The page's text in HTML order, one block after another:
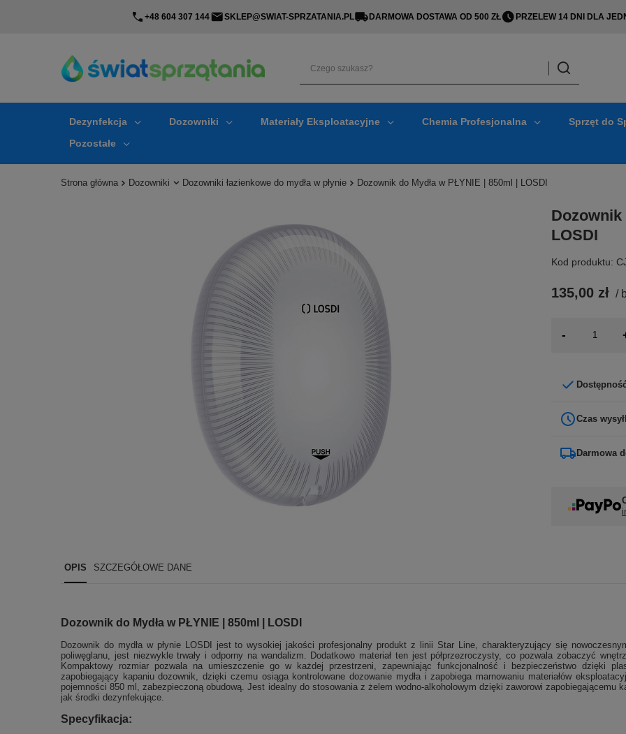
+48 604 307 144 SKLEP@SWIAT-SPRZATANIA.PL DARMOWA DOSTAWA OD 500 ZŁ PRZELEW 14 DNI DLA
Dezynfekcja Dozowniki Materiały Eksploatacyjne Chemia Profesjonalna
Sprzęt do
Pozostałe
Strona główna Dozowniki Dozowniki łazienkowe do mydła w płynie Dozownik do Mydła w PŁYNIE | 850ml | LOSDI
Dozownik
LOSDI
Kod produktu:
135,00 zł /
-
Czas
Darmowa
OPIS SZCZEGÓŁOWE DANE
Dozownik do Mydła w PŁYNIE | 850ml | LOSDI
Dozownik do mydła w płynie LOSDI jest to wysokiej jakości profesjonalny produkt z linii Star Line, charakteryzujący się
poliwęglanu, jest niezwykle trwały i odporny na wandalizm. Dodatkowo materiał ten jest półprzezroczysty, co pozwala zobaczyć
Kompaktowy rozmiar pozwala na umieszczenie go w każdej przestrzeni, zapewniając funkcjonalność i bezpieczeństwo dzięki
zapobiegający kapaniu dozownik, dzięki czemu osiąga kontrolowane dozowanie mydła i zapobiega marnowaniu materiałów
pojemności 850 ml, zabezpieczoną obudową. Jest idealny do stosowania z żelem wodno-alkoholowym dzięki zaworowi zapobiegającemu
jak środki dezynfekujące.
Specyfikacja: